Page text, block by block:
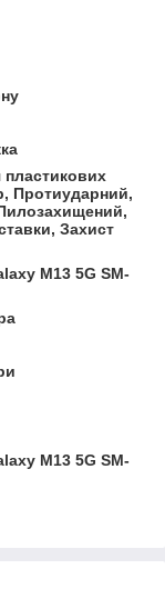
Протиударний,
Захист
M13 5G SM-
M13 5G SM-